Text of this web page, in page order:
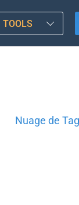
TOOLS
Nuage de